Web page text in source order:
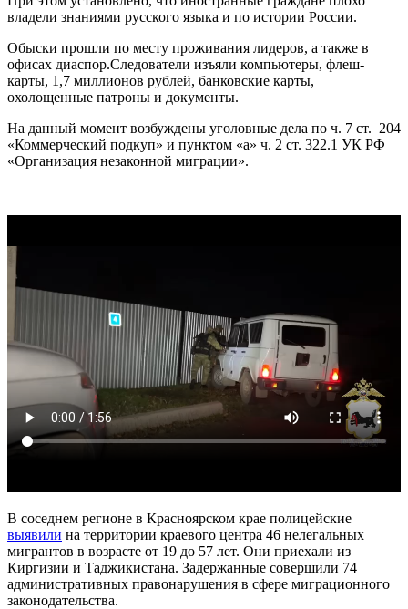
владели знаниями русского языка и по истории России.
Обыски прошли по месту проживания лидеров, а также в
офисах диаспор.Следователи изъяли компьютеры, флеш-
карты, 1,7 миллионов рублей, банковские карты,
охолощенные патроны и документы.
На данный момент возбуждены уголовные дела по ч. 7 ст. 204
«Коммерческий подкуп» и пунктом «а» ч. 2 ст. 322.1 УК РФ
«Организация незаконной миграции».
В соседнем регионе в Красноярском крае полицейские
выявили на территории краевого центра 46 нелегальных
мигрантов в возрасте от 19 до 57 лет. Они приехали из
Киргизии и Таджикистана. Задержанные совершили 74
административных правонарушения в сфере миграционного
законодательства.